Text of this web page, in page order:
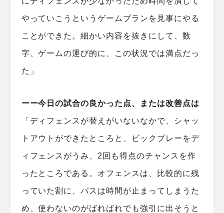
やっていこうというゲームプランを見事にやる
ことができた。細かい内容を抜きにして、数
字、ゲームの運び的に、この状況では満点だっ
た」
ーー今日の試合の良かった点、または改善点は
「ディフェンスが替えがいないなかで、シャッ
トアウトができたところと、ビックプレーをデ
ィフェンスがうみ、2回も得点のチャンスを作
ったところである。オフェンスは、比較的に残
っていた割に、パスは時間が止まってしまうた
め、使わないのがばればれでも強引に出そうと